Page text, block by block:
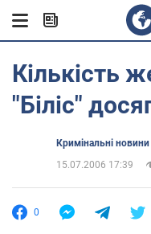
Кількість
"Біліс"
Кримінальні новини
15.07.2006 17:39
0